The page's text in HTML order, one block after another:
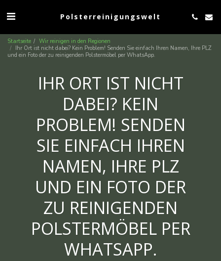
Polsterreinigungswelt
Startseite
Wir reinigen in den Regionen
Ihr Ort ist nicht dabei? Kein Problem! Senden Sie einfach Ihren Namen, Ihre PLZ
und ein Foto der zu reinigenden Polstermöbel per WhatsApp.
IHR ORT IST NICHT
DABEI? KEIN
PROBLEM! SENDEN
SIE EINFACH IHREN
NAMEN, IHRE PLZ
UND EIN FOTO DER
ZU REINIGENDEN
POLSTERMÖBEL PER
WHATSAPP.